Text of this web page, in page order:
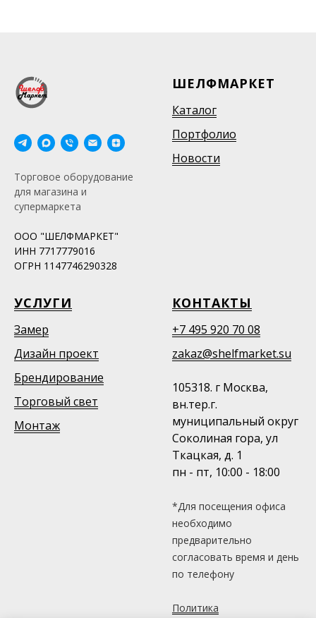
Торговое оборудование
для магазина и
супермаркета
ООО "ШЕЛФМАРКЕТ"
ИНН 7717779016
ОГРН 1147746290328
ШЕЛФМАРКЕТ
Каталог
Портфолио
Новости
УСЛУГИ
Замер
Дизайн проект
Брендирование
Торговый свет
Монтаж
КОНТАКТЫ
+7 495 920 70 08
zakaz@shelfmarket.su
105318. г Москва,
вн.тер.г.
муниципальный округ
Соколиная гора, ул
Ткацкая, д. 1
пн - пт, 10:00 - 18:00
*Для посещения офиса
необходимо
предварительно
согласовать время и день
по телефону
Политика